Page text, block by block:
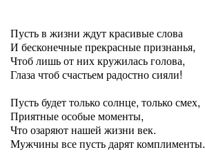
Пусть в жизни ждут красивые слова
И бесконечные прекрасные признанья,
Чтоб лишь от них кружилась голова,
Глаза чтоб счастьем радостно сияли!
Пусть будет только солнце, только смех,
Приятные особые моменты,
Что озаряют нашей жизни век.
Мужчины все пусть дарят комплименты.